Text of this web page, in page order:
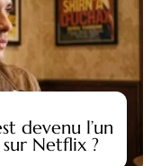
devenu l’un
Netflix ?